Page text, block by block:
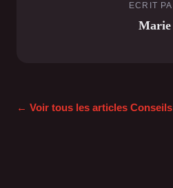
ECRIT
Marie
← Voir tous les articles